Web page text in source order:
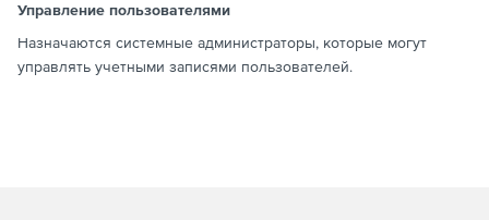
Управление пользователями
Назначаются системные администраторы, которые могут
управлять учетными записями пользователей.